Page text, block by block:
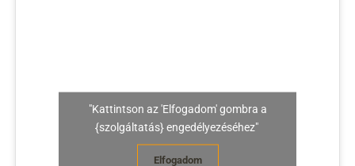
"Kattintson az 'Elfogadom' gombra a
{szolgáltatás} engedélyezéséhez"
Elfogadom